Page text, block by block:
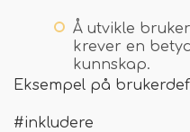
Å utvikle
krever en
kunnskap.
Eksempel på
#inkludere